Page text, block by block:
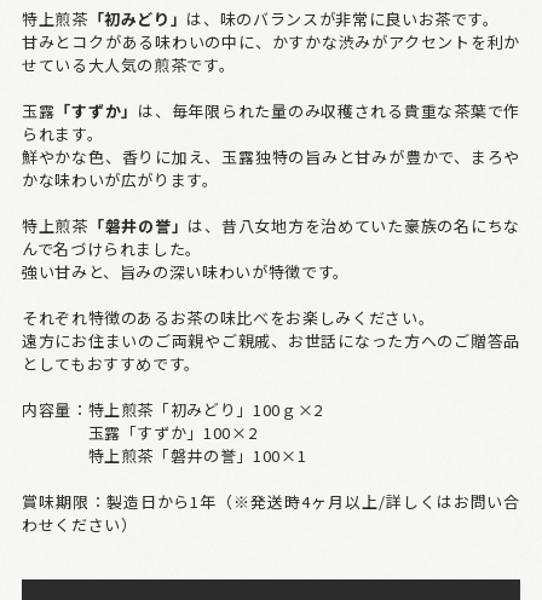
特上煎茶 「初みどり」 は、味のバランスが非常に良いお茶です。
甘みとコクがある味わいの中に、かすかな渋みがアクセントを利か
せている大人気の煎茶です。
玉露 「すずか」 は、毎年限られた量のみ収穫される貴重な茶葉で作
られます。
鮮やかな色、香りに加え、玉露独特の旨みと甘みが豊かで、まろや
かな味わいが広がります。
特上煎茶 「磐井の誉」 は、昔八女地方を治めていた豪族の名にちな
んで名づけられました。
強い甘みと、旨みの深い味わいが特徴です。
それぞれ特徴のあるお茶の味比べをお楽しみください。
遠方にお住まいのご両親やご親戚、お世話になった方へのご贈答品
としてもおすすめです。
内容量：特上煎茶「初みどり」100ｇ×2
玉露「すずか」100×2
特上煎茶「磐井の誉」100×1
賞味期限：製造日から1年（※発送時4ヶ月以上/詳しくはお問い合
わせください）